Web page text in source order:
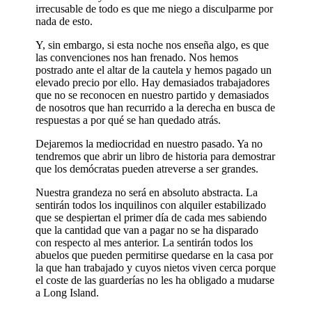
irrecusable de todo es que me niego a disculparme por
nada de esto.
Y, sin embargo, si esta noche nos enseña algo, es que
las convenciones nos han frenado. Nos hemos
postrado ante el altar de la cautela y hemos pagado un
elevado precio por ello. Hay demasiados trabajadores
que no se reconocen en nuestro partido y demasiados
de nosotros que han recurrido a la derecha en busca de
respuestas a por qué se han quedado atrás.
Dejaremos la mediocridad en nuestro pasado. Ya no
tendremos que abrir un libro de historia para demostrar
que los demócratas pueden atreverse a ser grandes.
Nuestra grandeza no será en absoluto abstracta. La
sentirán todos los inquilinos con alquiler estabilizado
que se despiertan el primer día de cada mes sabiendo
que la cantidad que van a pagar no se ha disparado
con respecto al mes anterior. La sentirán todos los
abuelos que pueden permitirse quedarse en la casa por
la que han trabajado y cuyos nietos viven cerca porque
el coste de las guarderías no les ha obligado a mudarse
a Long Island.